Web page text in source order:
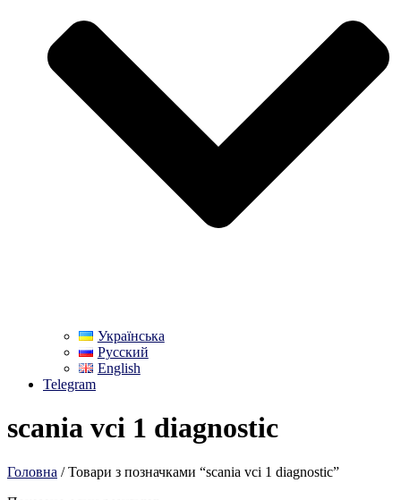
Українська
Русский
English
Telegram
scania vci 1 diagnostic
Головна / Товари з позначками “scania vci 1 diagnostic”